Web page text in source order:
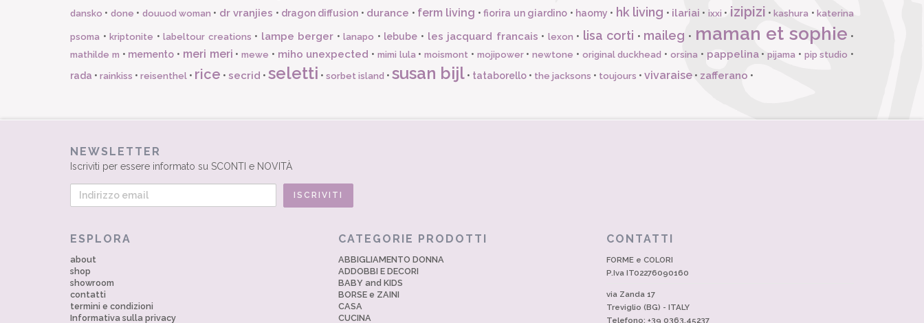
dansko • done • douuod woman • dr vranjies • dragon diffusion • durance • ferm living •fiorira un giardino • haomy • hk living • ilariai • ixxi • izipizi •kashura •katerina
psoma •kriptonite •labeltour creations • lampe berger •lanapo • lebube • les jacquard francais • lexon • lisa corti • maileg • maman et sophie •
mathilde m • memento • meri meri •mewe • miho unexpected • mimi lula •moismont • mojipower•newtone • original duckhead • orsina • pappelina•pijama • pip studio •
rada • rainkiss • reisenthel • rice • secrid • seletti • sorbet island • susan bijl • tataborello • the jacksons • toujours • vivaraise • zafferano •
NEWSLETTER
Iscriviti per essere informato su SCONTI e NOVITÀ
ESPLORA
about
shop
showroom
contatti
termini e condizioni
Informativa sulla privacy
CATEGORIE PRODOTTI
ABBIGLIAMENTO DONNA
ADDOBBI E DECORI
BABY and KIDS
BORSE e ZAINI
CASA
CUCINA
CONTATTI
FORME e COLORI
P.Iva IT02276090160
via Zanda 17
Treviglio (BG) - ITALY
Telefono: +39 0363.45237